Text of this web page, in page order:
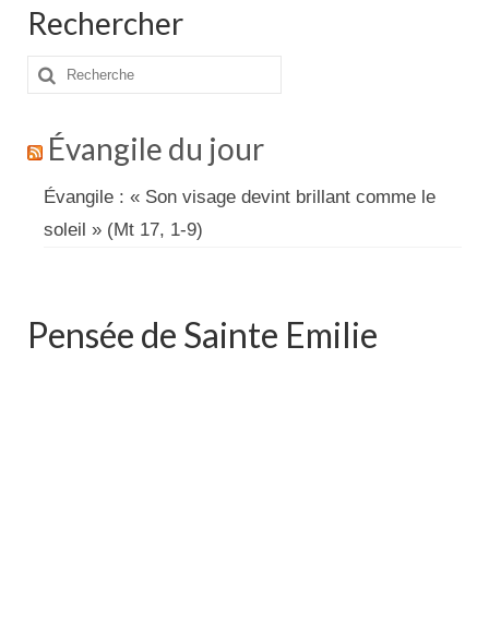
Rechercher
Rechercher
:
Évangile du jour
Évangile : « Son visage devint brillant comme le
soleil » (Mt 17, 1-9)
Pensée de Sainte Emilie